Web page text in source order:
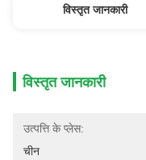
विस्तृत जानकारी
विस्तृत जानकारी
उत्पत्ति के प्लेस:
चीन